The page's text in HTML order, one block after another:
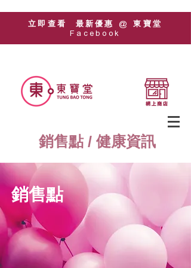
立即查看 最新優惠 @ 東寶堂
Facebook
銷售點 / 健康資訊
銷售點